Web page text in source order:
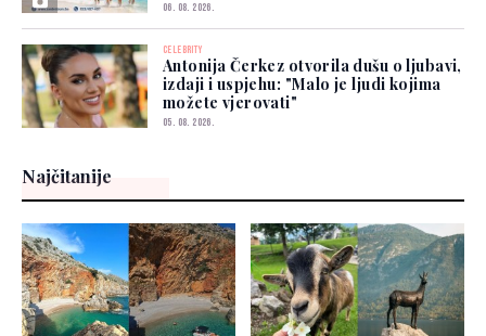
06. 08. 2026.
CELEBRITY
Antonija Čerkez otvorila dušu o ljubavi,
izdaji i uspjehu: "Malo je ljudi kojima
možete vjerovati"
05. 08. 2026.
Najčitanije